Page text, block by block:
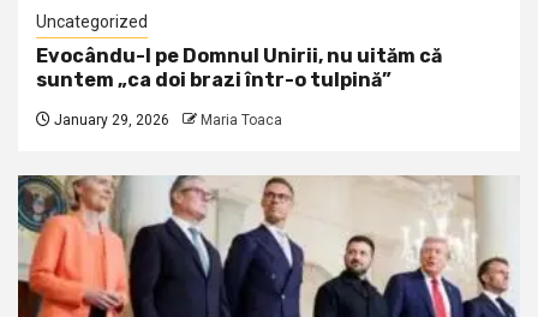
Uncategorized
Evocându-l pe Domnul Unirii, nu uităm că
suntem „ca doi brazi într-o tulpină”
January 29, 2026 Maria Toaca